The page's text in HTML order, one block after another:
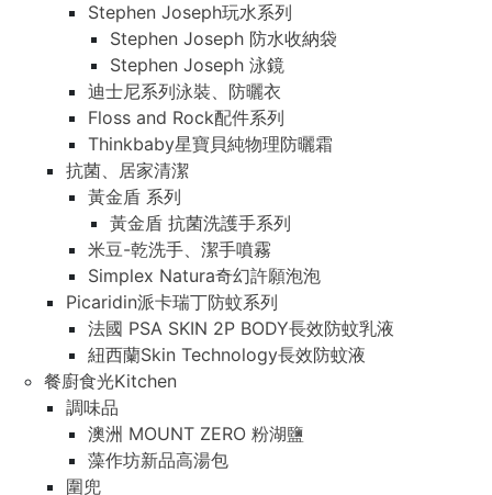
Stephen Joseph玩水系列
Stephen Joseph 防水收納袋
Stephen Joseph 泳鏡
迪士尼系列泳裝、防曬衣
Floss and Rock配件系列
Thinkbaby星寶貝純物理防曬霜
抗菌、居家清潔
黃金盾 系列
黃金盾 抗菌洗護手系列
米豆-乾洗手、潔手噴霧
Simplex Natura奇幻許願泡泡
Picaridin派卡瑞丁防蚊系列
法國 PSA SKIN 2P BODY長效防蚊乳液
紐西蘭Skin Technology長效防蚊液
餐廚食光Kitchen
調味品
澳洲 MOUNT ZERO 粉湖鹽
藻作坊新品高湯包
圍兜